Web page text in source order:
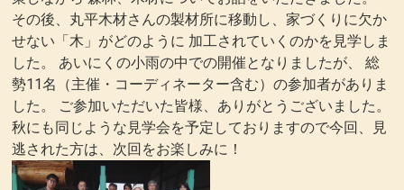
その後、丸平木材さんの製材所に移動し、家づくりに欠か
せない「木」がどのように 加工されていくのかを見学しま
した。 あいにくの小雨の中での開催となりましたが、 総
勢11名（主催・コーディネーター含む）の参加者がありま
した。 ご参加いただいた皆様、ありがとうございました。
秋にも同じような見学会を予定しておりますので今回、見
逃された方は、次回をお楽しみに！